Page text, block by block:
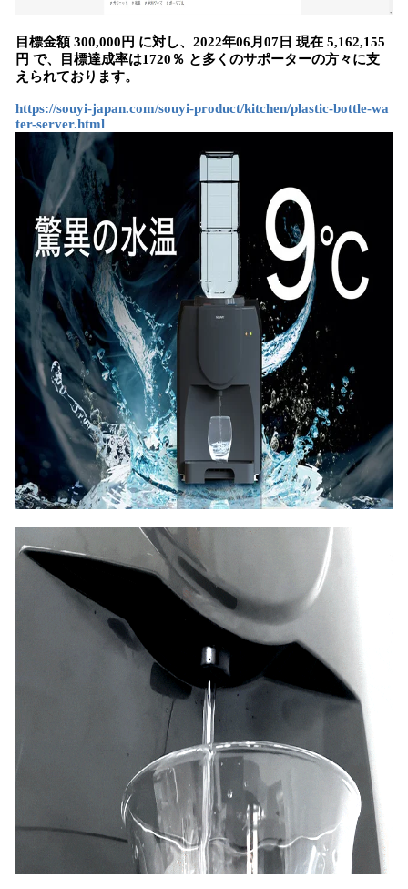
目標金額 300,000円 に対し、2022年06月07日 現在 5,162,155
円 で、目標達成率は1720％ と多くのサポーターの方々に支
えられております。
https://souyi-japan.com/souyi-product/kitchen/plastic-bottle-wa
ter-server.html